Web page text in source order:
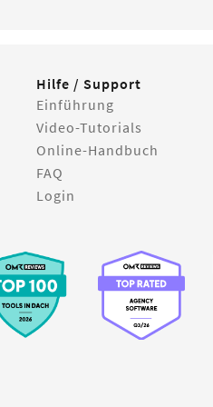
Hilfe / Support
Einführung
Video-Tutorials
Online-Handbuch
FAQ
Login